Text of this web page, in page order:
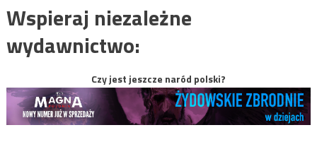
Wspieraj niezależne
wydawnictwo:
Czy jest jeszcze naród polski?